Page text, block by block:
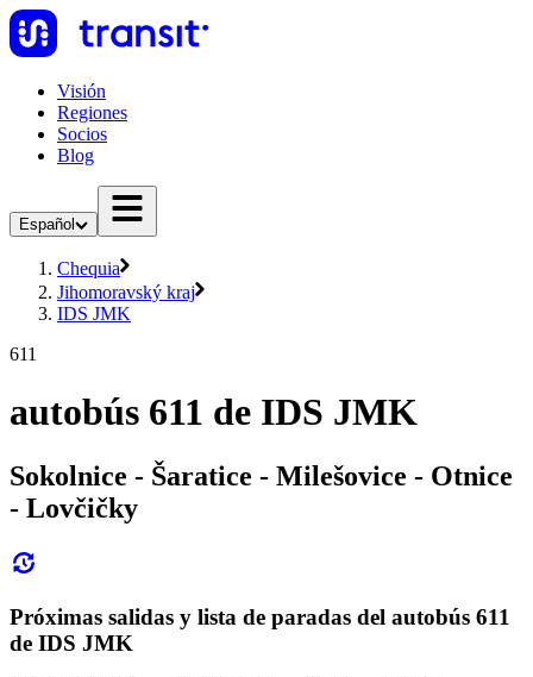
Visión
Regiones
Socios
Blog
Español
Chequia
Jihomoravský kraj
IDS JMK
611
autobús 611 de IDS JMK
Sokolnice - Šaratice - Milešovice - Otnice
- Lovčičky
Próximas salidas y lista de paradas del autobús 611
de IDS JMK